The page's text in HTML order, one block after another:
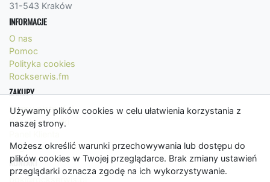
Używamy plików cookies w celu ułatwienia korzystania z
naszej strony.
Możesz określić warunki przechowywania lub dostępu do
plików cookies w Twojej przeglądarce. Brak zmiany ustawień
przeglądarki oznacza zgodę na ich wykorzystywanie.
31-543 Kraków
INFORMACJE
O nas
Pomoc
Polityka cookies
Rockserwis.fm
ZAKUPY
Formy płatności
Koszty wysyłki
Regulamin
KONTAKT
bok@rockserwis.pl